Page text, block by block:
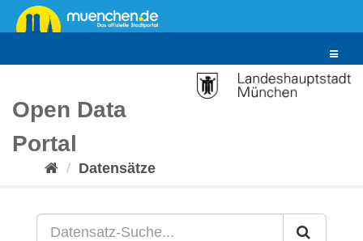
Überspringen
zum
Toggle
Open Data
Portal
Datensätze